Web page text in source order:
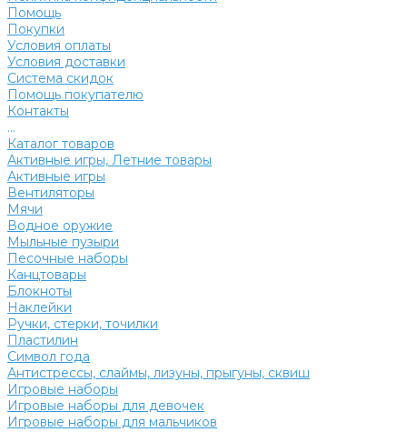
Помощь
Покупки
Условия оплаты
Условия доставки
Система скидок
Помощь покупателю
Контакты
...
Каталог товаров
Активные игры, Летние товары
Активные игры
Вентиляторы
Мячи
Водное оружие
Мыльные пузыри
Песочные наборы
Канцтовары
Блокноты
Наклейки
Ручки, стерки, точилки
Пластилин
Символ года
Антистрессы, слаймы, лизуны, прыгуны, сквиш
Игровые наборы
Игровые наборы для девочек
Игровые наборы для мальчиков